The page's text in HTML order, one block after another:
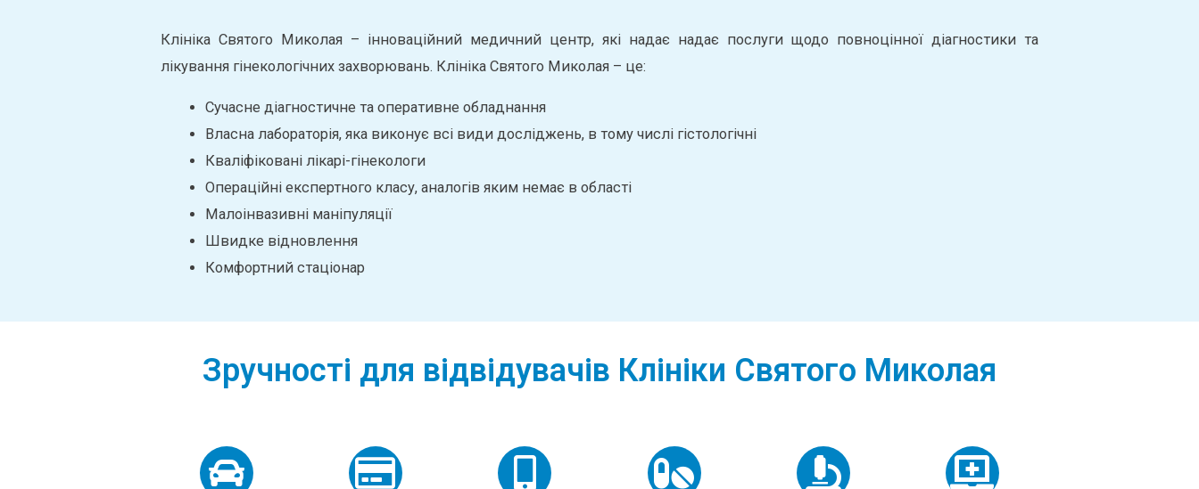
Клініка Святого Миколая – інноваційний медичний центр, які надає надає послуги щодо повноцінної діагностики та
лікування гінекологічних захворювань. Клініка Святого Миколая – це:
Сучасне діагностичне та оперативне обладнання
Власна лабораторія, яка виконує всі види досліджень, в тому числі гістологічні
Кваліфіковані лікарі-гінекологи
Операційні експертного класу, аналогів яким немає в області
Малоінвазивні маніпуляції
Швидке відновлення
Комфортний стаціонар
Зручності для відвідувачів Клініки Святого Миколая